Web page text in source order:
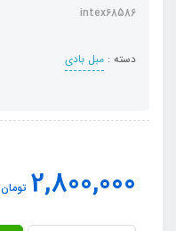
intex68586
دسته : مبل بادی
2,800,000 تومان